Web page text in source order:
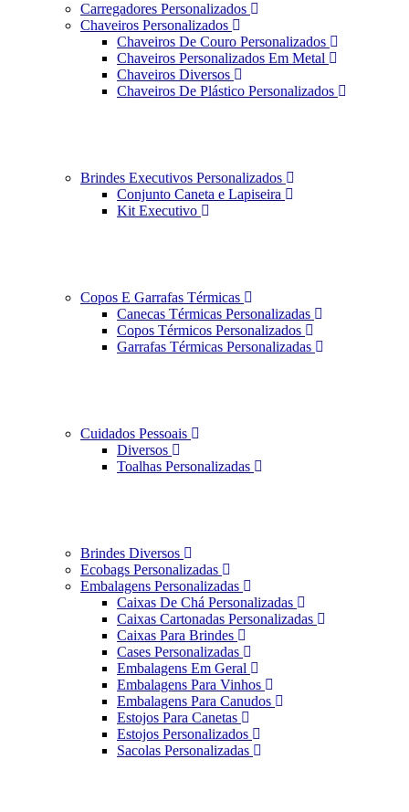
Carregadores Personalizados
Chaveiros Personalizados
Chaveiros De Couro Personalizados
Chaveiros Personalizados Em Metal
Chaveiros Diversos
Chaveiros De Plástico Personalizados
Brindes Executivos Personalizados
Conjunto Caneta e Lapiseira
Kit Executivo
Copos E Garrafas Térmicas
Canecas Térmicas Personalizadas
Copos Térmicos Personalizados
Garrafas Térmicas Personalizadas
Cuidados Pessoais
Diversos
Toalhas Personalizadas
Brindes Diversos
Ecobags Personalizadas
Embalagens Personalizadas
Caixas De Chá Personalizadas
Caixas Cartonadas Personalizadas
Caixas Para Brindes
Cases Personalizadas
Embalagens Em Geral
Embalagens Para Vinhos
Embalagens Para Canudos
Estojos Para Canetas
Estojos Personalizados
Sacolas Personalizadas